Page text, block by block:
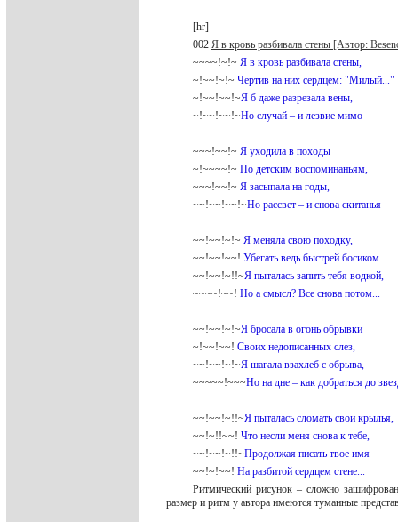
[hr]
002 Я в кровь разбивала стены [Автор:
~~~~!~!~ Я в кровь разбивала стены,
~!~~!~!~ Чертив на них сердцем: "Милый..."
~!~~!~~!~Я б даже разрезала вены,
~!~~!~~!~Но случай – и лезвие мимо
~~~!~~!~ Я уходила в походы
~!~~~~!~ По детским воспоминаньям,
~~~!~~!~ Я засыпала на годы,
~~!~~!~~!~Но рассвет – и снова скитанья
~~!~~!~!~ Я меняла свою походку,
~~!~~!~~! Убегать ведь быстрей босиком.
~~!~~!~!!~Я пыталась запить тебя водкой,
~~~~!~~! Но а смысл? Все снова потом...
~~!~~!~!~Я бросала в огонь обрывки
~!~~!~~! Своих недописанных слез,
~~!~~!~!~Я шагала взахлеб с обрыва,
~~~~~!~~~Но на дне – как добраться до
~~!~~!~!!~Я пыталась сломать свои крылья,
~~!~!!~~! Что несли меня снова к тебе,
~~!~~!~!!~Продолжая писать твое имя
~~!~!~~! На разбитой сердцем стене...
Ритмический рисунок – сложно
размер и ритм у автора имеются туманные